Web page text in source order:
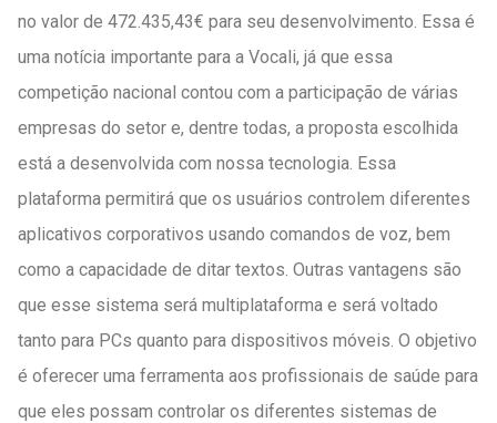
no valor de 472.435,43€ para seu desenvolvimento. Essa é
uma notícia importante para a Vocali, já que essa
competição nacional contou com a participação de várias
empresas do setor e, dentre todas, a proposta escolhida
está a desenvolvida com nossa tecnologia. Essa
plataforma permitirá que os usuários controlem diferentes
aplicativos corporativos usando comandos de voz, bem
como a capacidade de ditar textos. Outras vantagens são
que esse sistema será multiplataforma e será voltado
tanto para PCs quanto para dispositivos móveis. O objetivo
é oferecer uma ferramenta aos profissionais de saúde para
que eles possam controlar os diferentes sistemas de